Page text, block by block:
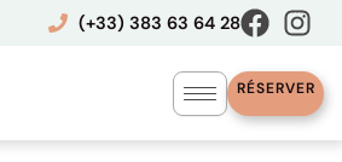
(+33) 383 63 64 28
RÉSERVER